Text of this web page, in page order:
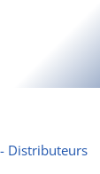
Distributeurs